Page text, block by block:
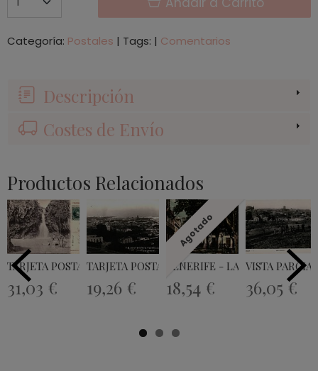
Categoría: Postales | Tags: | Comentarios
Descripción
Costes de Envío
Productos Relacionados
TARJETA POSTAL CASCADA DE LA VIRGEN
31,03 €
TARJETA POSTAL PUERTO DE LA CRUZ -...
19,26 €
Agotado
TENERIFE - LA LAGUNA -
18,54 €
VISTA
36,05 €